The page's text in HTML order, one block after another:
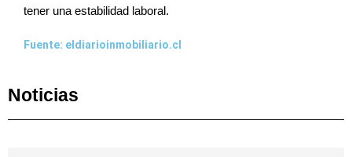
tener una estabilidad laboral.
Fuente: eldiarioinmobiliario.cl
Noticias